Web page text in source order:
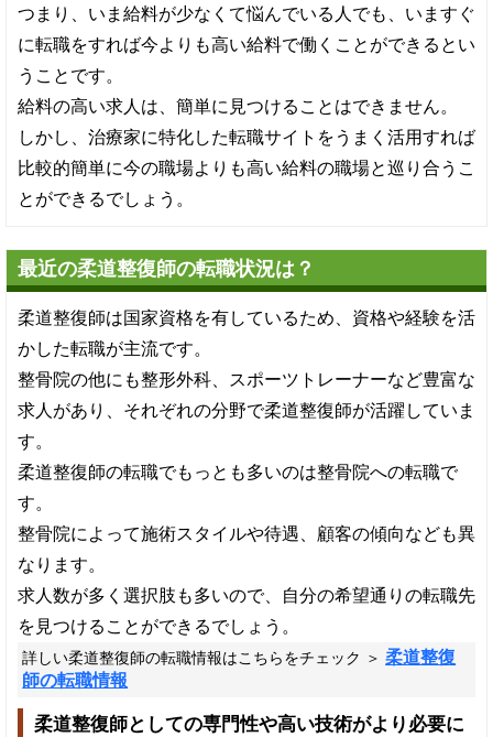
つまり、いま給料が少なくて悩んでいる人でも、いますぐ
に転職をすれば今よりも高い給料で働くことができるとい
うことです。
給料の高い求人は、簡単に見つけることはできません。
しかし、治療家に特化した転職サイトをうまく活用すれば
比較的簡単に今の職場よりも高い給料の職場と巡り合うこ
とができるでしょう。
最近の柔道整復師の転職状況は？
柔道整復師は国家資格を有しているため、資格や経験を活
かした転職が主流です。
整骨院の他にも整形外科、スポーツトレーナーなど豊富な
求人があり、それぞれの分野で柔道整復師が活躍していま
す。
柔道整復師の転職でもっとも多いのは整骨院への転職で
す。
整骨院によって施術スタイルや待遇、顧客の傾向なども異
なります。
求人数が多く選択肢も多いので、自分の希望通りの転職先
を見つけることができるでしょう。
詳しい柔道整復師の転職情報はこちらをチェック ＞柔道整復
師の転職情報
柔道整復師としての専門性や高い技術がより必要に